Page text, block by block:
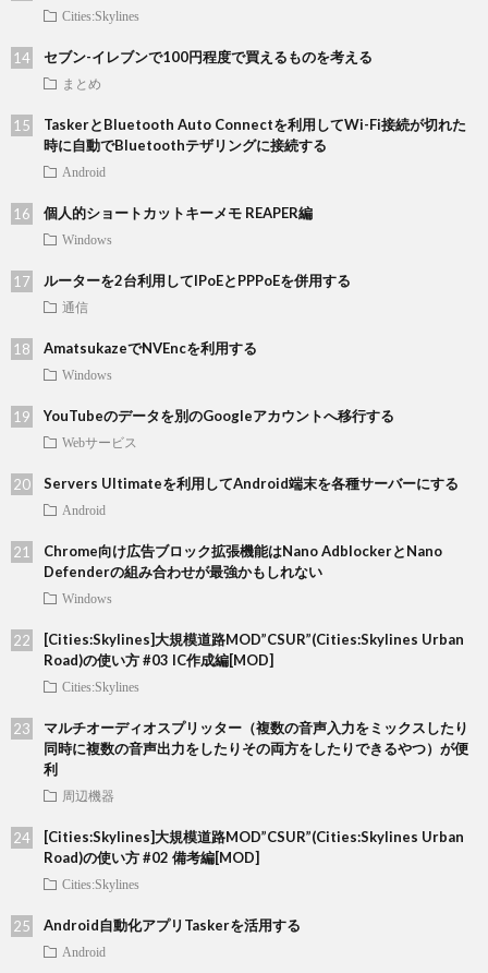
Cities:Skylines
セブン-イレブンで100円程度で買えるものを考える
まとめ
TaskerとBluetooth Auto Connectを利用してWi-Fi接続が切れた
時に自動でBluetoothテザリングに接続する
Android
個人的ショートカットキーメモ REAPER編
Windows
ルーターを2台利用してIPoEとPPPoEを併用する
通信
AmatsukazeでNVEncを利用する
Windows
YouTubeのデータを別のGoogleアカウントへ移行する
Webサービス
Servers Ultimateを利用してAndroid端末を各種サーバーにする
Android
Chrome向け広告ブロック拡張機能はNano AdblockerとNano
Defenderの組み合わせが最強かもしれない
Windows
[Cities:Skylines]大規模道路MOD”CSUR”(Cities:Skylines Urban
Road)の使い方 #03 IC作成編[MOD]
Cities:Skylines
マルチオーディオスプリッター（複数の音声入力をミックスしたり
同時に複数の音声出力をしたりその両方をしたりできるやつ）が便
利
周辺機器
[Cities:Skylines]大規模道路MOD”CSUR”(Cities:Skylines Urban
Road)の使い方 #02 備考編[MOD]
Cities:Skylines
Android自動化アプリTaskerを活用する
Android